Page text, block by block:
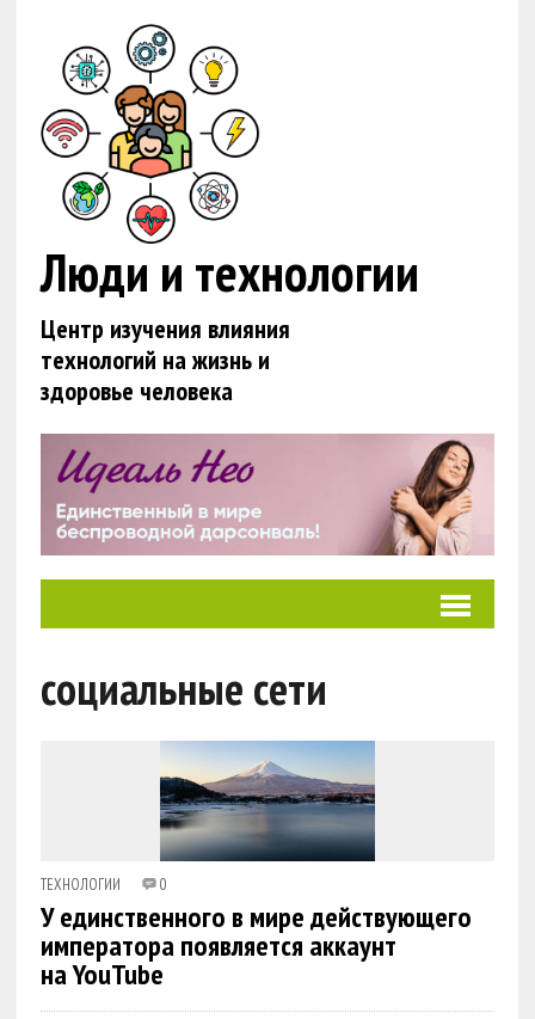
Люди и технологии
Центр изучения влияния
технологий на жизнь и
здоровье человека
социальные сети
ТЕХНОЛОГИИ 0
У единственного в мире действующего
императора появляется аккаунт
на YouTube